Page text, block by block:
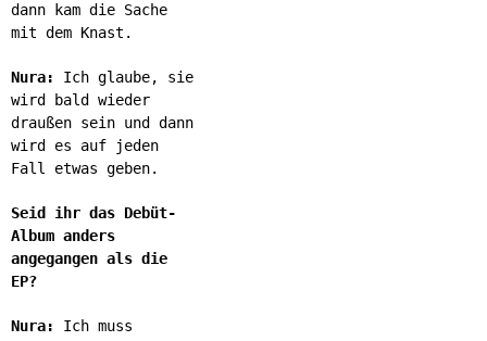
dann kam die Sache
mit dem Knast.
Nura:
Ich glaube, sie
wird bald wieder
draußen sein und dann
wird es auf jeden
Fall etwas geben.
Seid ihr das Debüt-
Album anders
angegangen als die
EP?
Nura:
Ich muss